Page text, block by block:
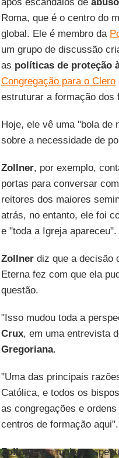
Roma, que é o centro do
global. Ele é membro da
um grupo de discussão
as políticas de proteção
Congregação para o Clero
estruturar a formação dos
Hoje, ele vê uma "bola de
sobre a necessidade de
Zollner, por exemplo,
portas para conversar
reitores dos maiores
atrás, no entanto, ele foi
e "toda a Igreja apareceu".
Zollnerdiz que a decisão
Eterna fez com que ela
questão.
"Isso mudou toda a
Crux, em uma entrevista
Gregoriana.
"Uma das principais
Católica, e todos os
as congregações e
centros de formação aqui".
Zollner, em muitos